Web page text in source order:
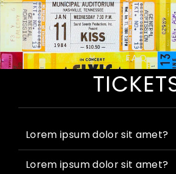
FAQ
Lorem ipsum dolor sit amet?
Lorem ipsum dolor sit amet?